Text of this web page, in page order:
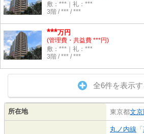
敷：***｜礼：***
3階 / *** / ***
***万円
(管理費・共益費 ***円)
敷：***｜礼：***
3階 / *** / ***
全6件を表示す
所在地 東京都文
丸ノ内線 「